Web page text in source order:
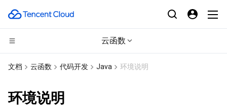
云函数
计算
轻量应用服务器
边缘安全加速平台 EO
高性能计算
文档 云函数 代码开发 Java 环境说明
环境说明